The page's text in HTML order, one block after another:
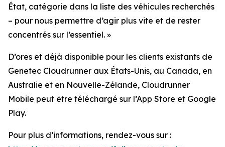
État, catégorie dans la liste des véhicules recherchés
– pour nous permettre d’agir plus vite et de rester
concentrés sur l’essentiel. »
D’ores et déjà disponible pour les clients existants de
Genetec Cloudrunner aux États-Unis, au Canada, en
Australie et en Nouvelle-Zélande, Cloudrunner
Mobile peut être téléchargé sur l’App Store et Google
Play.
Pour plus d’informations, rendez-vous sur :